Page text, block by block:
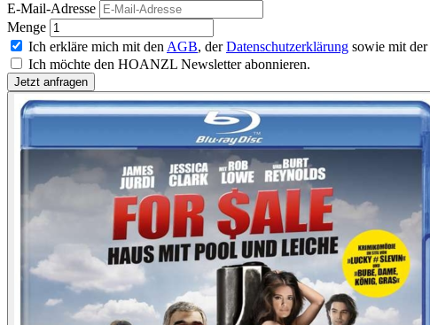
E-Mail-Adresse
Menge
Ich erkläre mich mit den AGB, derDatenschutzerklärung sowie mit der
Ich möchte den HOANZL Newsletter abonnieren.